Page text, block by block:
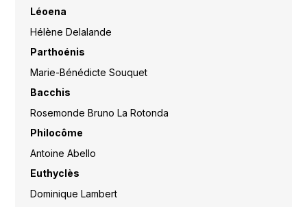
Léoena
Hélène Delalande
Parthoénis
Marie-Bénédicte Souquet
Bacchis
Rosemonde Bruno La Rotonda
Philocôme
Antoine Abello
Euthyclès
Dominique Lambert